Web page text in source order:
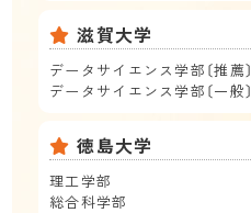
滋賀大学
データサイエンス学部〔推薦〕
データサイエンス学部〔一般〕
徳島大学
理工学部
総合科学部